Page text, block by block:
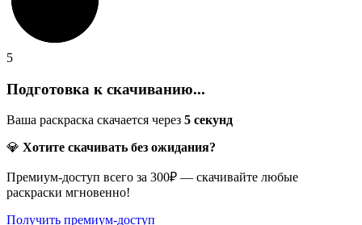
5
Подготовка к скачиванию...
Ваша раскраска скачается через 5 секунд
💎 Хотите скачивать без ожидания?
Премиум-доступ всего за 300₽ — скачивайте любые
раскраски мгновенно!
Получить премиум-доступ